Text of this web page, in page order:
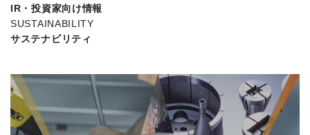
IR・投資家向け情報
SUSTAINABILITY
サステナビリティ